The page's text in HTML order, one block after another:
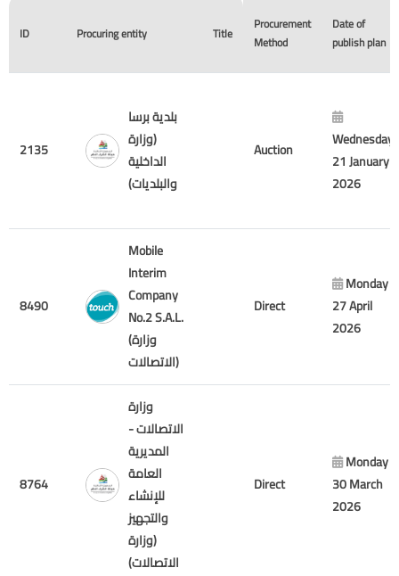
ID Procuring entity Title
Procurement
Method
Date of
publish plan
2135
بلدية برسا
(وزارة
الداخلية
والبلديات)
Auction
Wednesday
21 January
2026
8490
Mobile
Interim
Company
No.2 S.A.L.
(وزارة
الاتصالات)
Direct
Monday
27 April
2026
8764
وزارة
الاتصالات -
المديرية
العامة
للإنشاء
والتجهيز
(وزارة
الاتصالات)
Direct
Monday
30 March
2026